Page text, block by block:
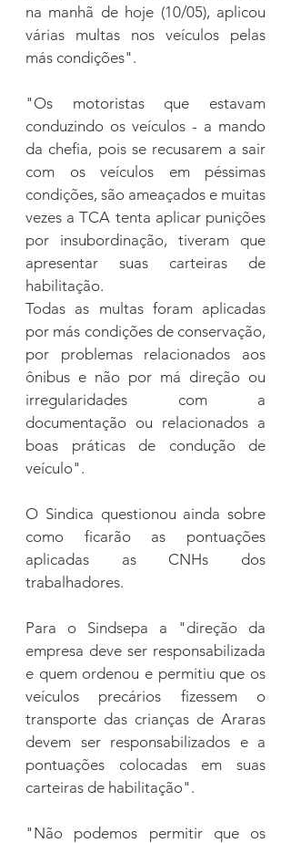
na manhã de hoje (10/05), aplicou
várias multas nos veículos pelas
más condições".
"Os motoristas que estavam
conduzindo os veículos - a mando
da chefia, pois se recusarem a sair
com os veículos em péssimas
condições, são ameaçados e muitas
vezes a TCA tenta aplicar punições
por insubordinação, tiveram que
apresentar suas carteiras de
habilitação.
Todas as multas foram aplicadas
por más condições de conservação,
por problemas relacionados aos
ônibus e não por má direção ou
irregularidades com a
documentação ou relacionados a
boas práticas de condução de
veículo".
O Sindica questionou ainda sobre
como ficarão as pontuações
aplicadas as CNHs dos
trabalhadores.
Para o Sindsepa a "direção da
empresa deve ser responsabilizada
e quem ordenou e permitiu que os
veículos precários fizessem o
transporte das crianças de Araras
devem ser responsabilizados e a
pontuações colocadas em suas
carteiras de habilitação".
"Não podemos permitir que os